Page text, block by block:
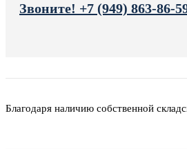
Звоните! +7 (949) 863-86-
Благодаря наличию собственной